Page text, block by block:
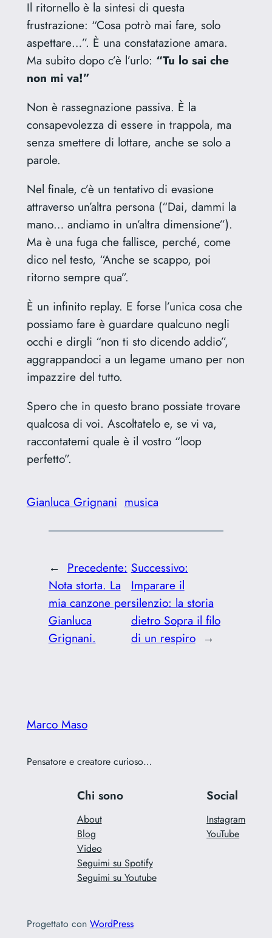
Il ritornello è la sintesi di questa
frustrazione: “Cosa potrò mai fare, solo
aspettare…”. È una constatazione amara.
Ma subito dopo c’è l’urlo: “Tu lo sai che
non mi va!”
Non è rassegnazione passiva. È la
consapevolezza di essere in trappola, ma
senza smettere di lottare, anche se solo a
parole.
Nel finale, c’è un tentativo di evasione
attraverso un’altra persona (“Dai, dammi la
mano… andiamo in un’altra dimensione”).
Ma è una fuga che fallisce, perché, come
dico nel testo, “Anche se scappo, poi
ritorno sempre qua”.
È un infinito replay. E forse l’unica cosa che
possiamo fare è guardare qualcuno negli
occhi e dirgli “non ti sto dicendo addio”,
aggrappandoci a un legame umano per non
impazzire del tutto.
Spero che in questo brano possiate trovare
qualcosa di voi. Ascoltatelo e, se vi va,
raccontatemi quale è il vostro “loop
perfetto”.
Gianluca Grignani musica
← Precedente:
Nota storta. La
mia canzone per
Gianluca
Grignani.
Successivo:
Imparare il
silenzio: la storia
dietro Sopra il filo
di un respiro →
Marco Maso
Pensatore e creatore curioso…
Chi sono
About
Blog
Video
Seguimi su Spotify
Seguimi su Youtube
Social
Instagram
YouTube
Progettato con WordPress